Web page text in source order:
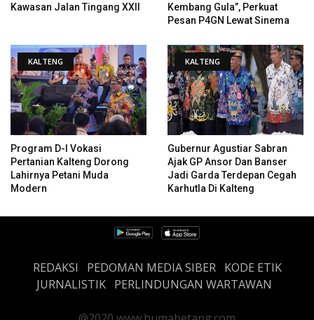
Kawasan Jalan Tingang XXII
Kembang Gula”, Perkuat
Pesan P4GN Lewat Sinema
KALTENG
Program D-I Vokasi
Pertanian Kalteng Dorong
Lahirnya Petani Muda
Modern
KALTENG
Gubernur Agustiar Sabran
Ajak GP Ansor Dan Banser
Jadi Garda Terdepan Cegah
Karhutla Di Kalteng
REDAKSI PEDOMAN MEDIA SIBER
KODE ETIK
JURNALISTIK PERLINDUNGAN WARTAWAN